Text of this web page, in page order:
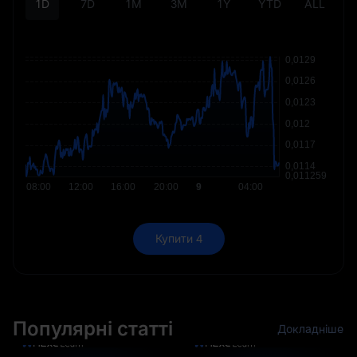
1D 7D 1M 3M 1Y YTD ALL
Купити 4
Популярні статті Докладніше